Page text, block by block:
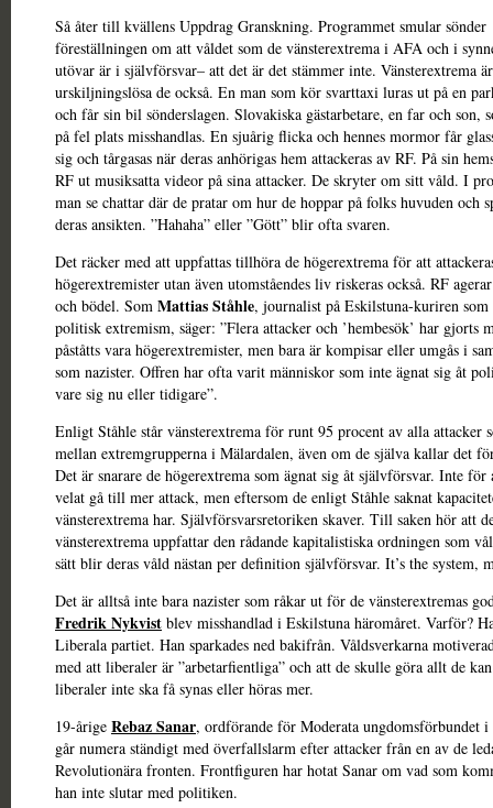
Så åter till kvällens Uppdrag Granskning. Programmet smular sönder
föreställningen om att våldet som de vänsterextrema i AFA och i
utövar är i självförsvar– att det är det stämmer inte. Vänsterextrema är
urskiljningslösa de också. En man som kör svarttaxi luras ut på en
och får sin bil sönderslagen. Slovakiska gästarbetare, en far och son,
på fel plats misshandlas. En sjuårig flicka och hennes mormor får
sig och tårgasas när deras anhörigas hem attackeras av RF. På sin
RF ut musiksatta videor på sina attacker. De skryter om sitt våld. I
man se chattar där de pratar om hur de hoppar på folks huvuden och
deras ansikten. ”Hahaha” eller ”Gött” blir ofta svaren.
Det räcker med att uppfattas tillhöra de högerextrema för att
högerextremister utan även utomståendes liv riskeras också. RF
och bödel. Som Mattias Ståhle, journalist på Eskilstuna-kuriren som
politisk extremism, säger: ”Flera attacker och ’hembesök’ har gjorts
påståtts vara högerextremister, men bara är kompisar eller umgås i
som nazister. Offren har ofta varit människor som inte ägnat sig åt
vare sig nu eller tidigare”.
Enligt Ståhle står vänsterextrema för runt 95 procent av alla attacker
mellan extremgrupperna i Mälardalen, även om de själva kallar det
Det är snarare de högerextrema som ägnat sig åt självförsvar. Inte för
velat gå till mer attack, men eftersom de enligt Ståhle saknat
vänsterextrema har. Självförsvarsretoriken skaver. Till saken hör att
vänsterextrema uppfattar den rådande kapitalistiska ordningen som
sätt blir deras våld nästan per definition självförsvar. It’s the system,
Det är alltså inte bara nazister som råkar ut för de vänsterextremas
Fredrik Nykvist blev misshandlad i Eskilstuna häromåret. Varför?
Liberala partiet. Han sparkades ned bakifrån. Våldsverkarna
med att liberaler är ”arbetarfientliga” och att de skulle göra allt de
liberaler inte ska få synas eller höras mer.
19-årige Rebaz Sanar, ordförande för Moderata ungdomsförbundet
går numera ständigt med överfallslarm efter attacker från en av de
Revolutionära fronten. Frontfiguren har hotat Sanar om vad som
han inte slutar med politiken.